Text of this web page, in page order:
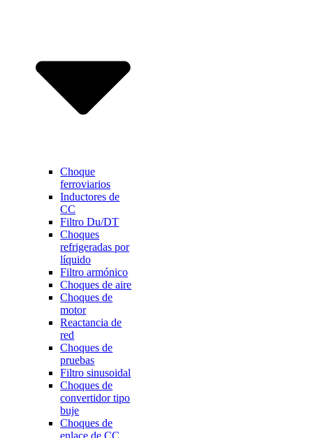
Choque
ferroviarios
Inductores de
CC
Filtro Du/DT
Choques
refrigeradas por
líquido
Filtro armónico
Choques de aire
Choques de
motor
Reactancia de
red
Choques de
pruebas
Filtro sinusoidal
Choques de
convertidor tipo
buje
Choques de